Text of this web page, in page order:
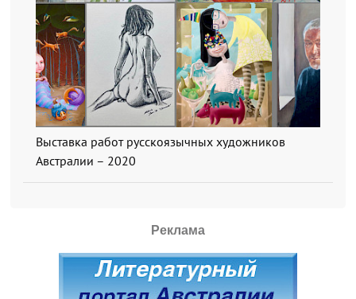
Выставка работ русскоязычных художников
Австралии – 2020
Реклама